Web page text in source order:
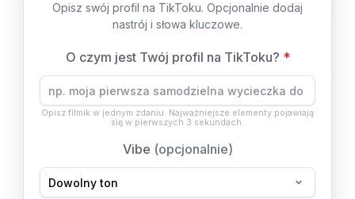
Opisz swój profil na TikToku. Opcjonalnie dodaj
nastrój i słowa kluczowe.
O czym jest Twój profil na TikToku? *
Opisz filmik w jednym zdaniu. Najważniejsze elementy pojawiają
się w pierwszych 3 sekundach.
Vibe (opcjonalnie)